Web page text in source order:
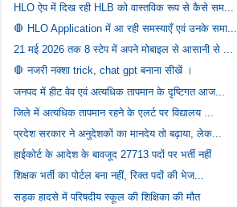
HLO ऐप में दिख रही HLB को वास्तविक रूप से कैसे सम...
🛑 HLO Application में आ रही समस्याएँ एवं उनके समा...
21 मई 2026 तक 8 स्टेप में अपने मोबाइल से आसानी से ...
🛑 नजरी नक्शा trick, chat gpt बनाना सीखें ।
जनपद में हीट वेव एवं अत्यधिक तापमान के दृष्टिगत आज...
जिले में अत्यधिक तापमान रहने के एलर्ट पर विद्यालय ...
प्रदेश सरकार ने अनुदेशकों का मानदेय तो बढ़ाया, लेक...
हाईकोर्ट के आदेश के बावजूद 27713 पदों पर भर्ती नहीं
शिक्षक भर्ती का पोर्टल बना नहीं, रिक्त पदों की भेज...
सड़क हादसे में परिषदीय स्कूल की शिक्षिका की मौत